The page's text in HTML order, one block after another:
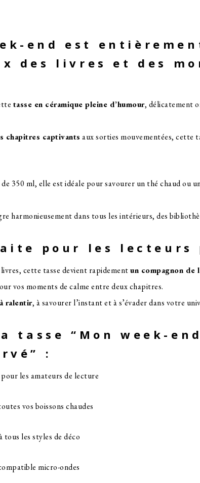
end est
des livres et des
tasse en céramique pleine d’humour, délicatement
chapitres captivants aux sorties mouvementées, cette
350 ml, elle est idéale pour savourer un thé chaud ou
harmonieusement dans tous les intérieurs, des
pour les lecteurs
cette tasse devient rapidementun compagnon de
vos moments de calme entre deux chapitres.
ralentir, à savourer l’instant et à s’évader dans votre
tasse “Mon week-
:
les amateurs de lecture
vos boissons chaudes
les styles de déco
micro-ondes